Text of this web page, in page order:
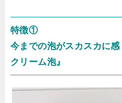
特徴①
今までの泡がスカスカに
クリーム泡』